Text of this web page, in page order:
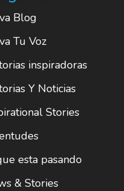
Blog
Tu Voz
inspiradoras
Y Noticias
Stories
esta pasando
& Stories